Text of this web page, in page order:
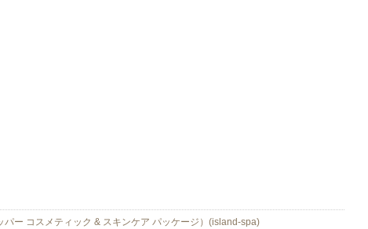
パー コスメティック & スキンケア パッケージ）(island-spa)